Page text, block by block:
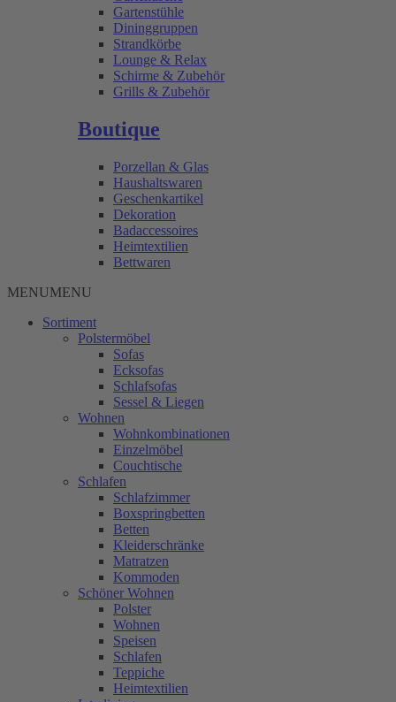
Gartenstühle
Dininggruppen
Strandkörbe
Lounge & Relax
Schirme & Zubehör
Grills & Zubehör
Boutique
Porzellan & Glas
Haushaltswaren
Geschenkartikel
Dekoration
Badaccessoires
Heimtextilien
Bettwaren
MENUMENU
Sortiment
Polstermöbel
Sofas
Ecksofas
Schlafsofas
Sessel & Liegen
Wohnen
Wohnkombinationen
Einzelmöbel
Couchtische
Schlafen
Schlafzimmer
Boxspringbetten
Betten
Kleiderschränke
Matratzen
Kommoden
Schöner Wohnen
Polster
Wohnen
Speisen
Schlafen
Teppiche
Heimtextilien